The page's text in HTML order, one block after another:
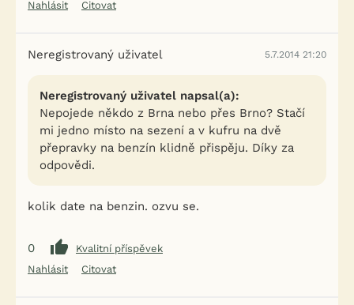
Nahlásit
Citovat
Neregistrovaný uživatel 5.7.2014 21:20
Neregistrovaný uživatel napsal(a):
Nepojede někdo z Brna nebo přes Brno? Stačí
mi jedno místo na sezení a v kufru na dvě
přepravky na benzín klidně přispěju. Díky za
odpovědi.
kolik date na benzin. ozvu se.
0
Kvalitní příspěvek
Nahlásit
Citovat